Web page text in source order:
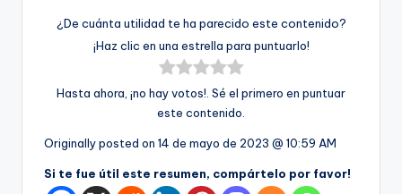
¿De cuánta utilidad te ha parecido este contenido?
¡Haz clic en una estrella para puntuarlo!
Hasta ahora, ¡no hay votos!. Sé el primero en puntuar
este contenido.
Originally posted on 14 de mayo de 2023 @ 10:59 AM
Si te fue útil este resumen, compártelo por favor!